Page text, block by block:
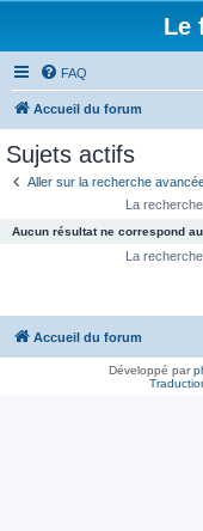
Le
FAQ
Accueil du forum
Sujets actifs
Aller sur la recherche
La
Aucun résultat ne correspond
La
Accueil du forum
Développé par